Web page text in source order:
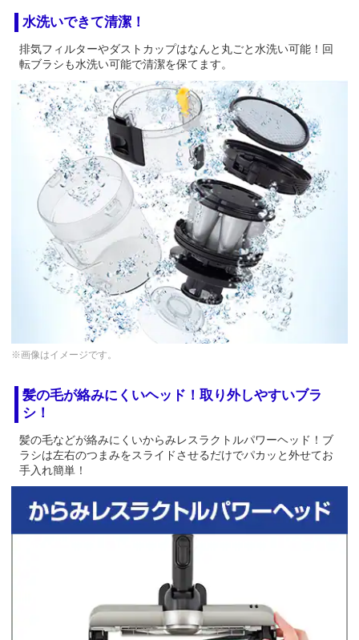
水洗いできて清潔！
排気フィルターやダストカップはなんと丸ごと水洗い可能！回
転ブラシも水洗い可能で清潔を保てます。
※画像はイメージです。
髪の毛が絡みにくいヘッド！取り外しやすいブラ
シ！
髪の毛などが絡みにくいからみレスラクトルパワーヘッド！ブ
ラシは左右のつまみをスライドさせるだけでパカッと外せてお
手入れ簡単！